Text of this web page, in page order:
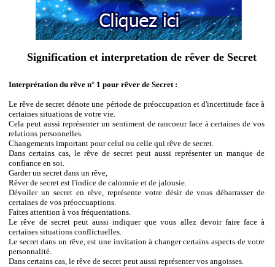
Signification et interpretation de rêver de Secret
Interprétation du rêve n° 1 pour rêver de Secret :
Le rêve de secret dénote une période de préoccupation et d'incertitude face à
certaines situations de votre vie.
Cela peut aussi représenter un sentiment de rancoeur face à certaines de vos
relations personnelles.
Changements important pour celui ou celle qui rêve de secret.
Dans certains cas, le rêve de secret peut aussi représenter un manque de
confiance en soi.
Garder un secret dans un rêve,
Rêver de secret est l'indice de calomnie et de jalousie.
Dévoiler un secret en rêve, représente votre désir de vous débarrasser de
certaines de vos préoccuaptions.
Faites attention à vos fréquentations.
Le rêve de secret peut aussi indiquer que vous allez devoir faire face à
certaines situations conflictuelles.
Le secret dans un rêve, est une invitation à changer certains aspects de votre
personnalité.
Dans certains cas, le rêve de secret peut aussi représenter vos angoisses.